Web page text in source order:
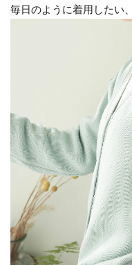
毎日のように着用したい